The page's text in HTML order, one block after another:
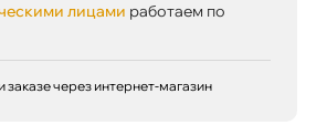
лицами работаем по
заказе через интернет-магазин